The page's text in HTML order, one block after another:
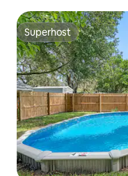
Superhost
Superhost